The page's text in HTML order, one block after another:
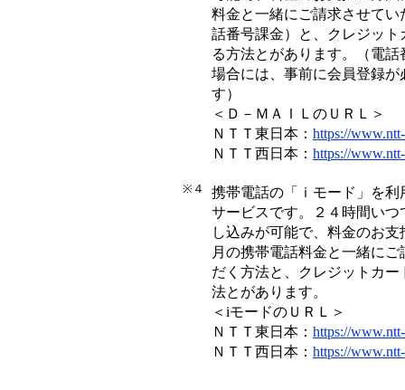
料金と一緒にご請求させてい
話番号課金）と、クレジット
る方法とがあります。（電
場合には、事前に会員登録が
す）
＜Ｄ－ＭＡＩＬのＵＲＬ＞
ＮＴＴ東日本： https://
ＮＴＴ西日本： https://
※４
携帯電話の「ｉモード」を利
サービスです。２４時間いつ
し込みが可能で、料金のお
月の携帯電話料金と一緒に
だく方法と、クレジットカー
法とがあります。
＜iモードのＵＲＬ＞
ＮＴＴ東日本： https://
ＮＴＴ西日本： https://